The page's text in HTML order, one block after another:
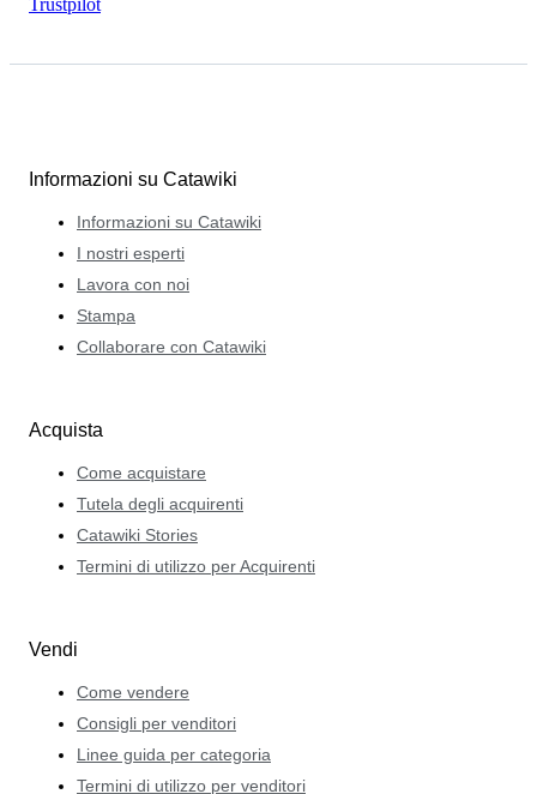
Trustpilot
Informazioni su Catawiki
Informazioni su Catawiki
I nostri esperti
Lavora con noi
Stampa
Collaborare con Catawiki
Acquista
Come acquistare
Tutela degli acquirenti
Catawiki Stories
Termini di utilizzo per Acquirenti
Vendi
Come vendere
Consigli per venditori
Linee guida per categoria
Termini di utilizzo per venditori